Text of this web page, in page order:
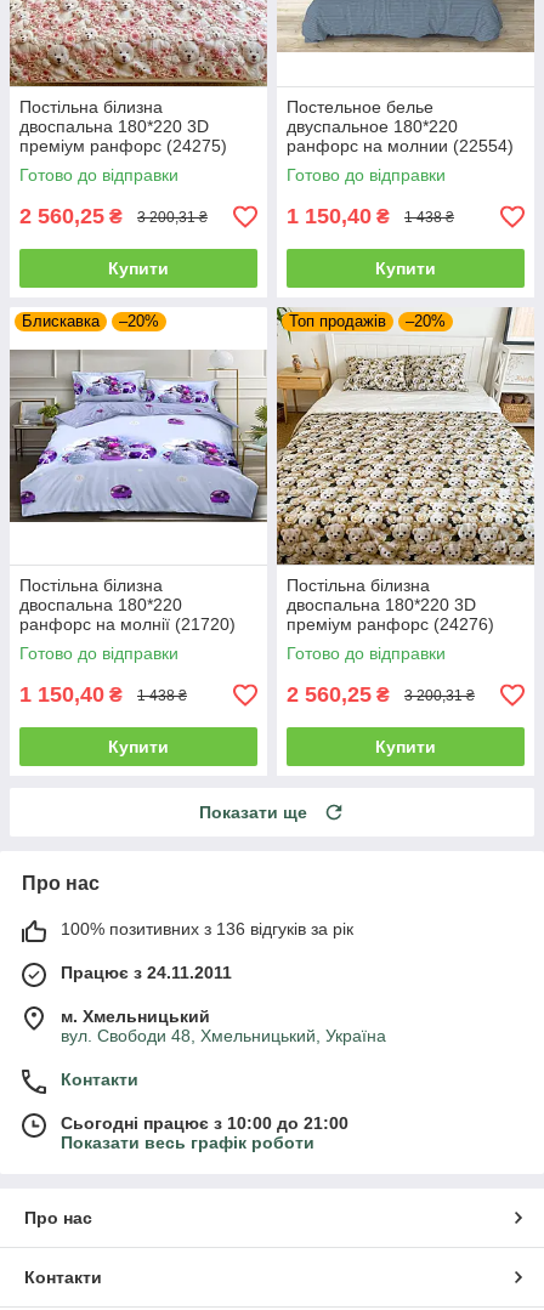
Постільна білизна
двоспальна 180*220 3D
преміум ранфорс (24275)
Готово до відправки
2 560,25 ₴ 3 200,31 ₴
Купити
Постельное белье
двуспальное 180*220
ранфорс на молнии (22554)
Готово до відправки
1 150,40 ₴ 1 438 ₴
Купити
Блискавка –20%
Постільна білизна
двоспальна 180*220
ранфорс на молнії (21720)
Готово до відправки
1 150,40 ₴ 1 438 ₴
Купити
Топ продажів –20%
Постільна білизна
двоспальна 180*220 3D
преміум ранфорс (24276)
Готово до відправки
2 560,25 ₴ 3 200,31 ₴
Купити
Показати ще
Про нас
100% позитивних з 136 відгуків за рік
Працює з 24.11.2011
м. Хмельницький
вул. Свободи 48, Хмельницький, Україна
Контакти
Сьогодні працює з 10:00 до 21:00
Показати весь графік роботи
Про нас
Контакти